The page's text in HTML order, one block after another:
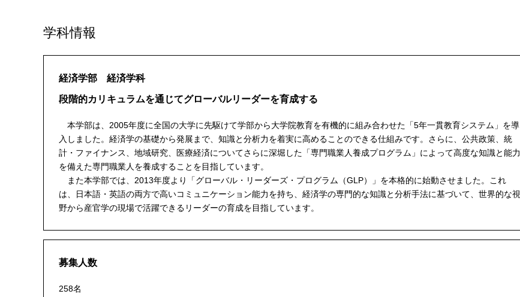
学科情報
経済学部 経済学科
段階的カリキュラムを通じてグローバルリーダーを育成する
本学部は、2005年度に全国の大学に先駆けて学部から大学院教育を有機的に組み合わせた「5年一貫教育システム」を導
入しました。経済学の基礎から発展まで、知識と分析力を着実に高めることのできる仕組みです。さらに、公共政策、統
計・ファイナンス、地域研究、医療経済についてさらに深堀した「専門職業人養成プログラム」によって高度な知識と能力
を備えた専門職業人を養成することを目指しています。
また本学部では、2013年度より「グローバル・リーダーズ・プログラム（GLP）」を本格的に始動させました。これ
は、日本語・英語の両方で高いコミュニケーション能力を持ち、経済学の専門的な知識と分析手法に基づいて、世界的な視
野から産官学の現場で活躍できるリーダーの育成を目指しています。
募集人数
258名